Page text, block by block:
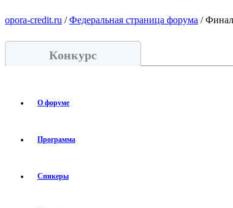
opora-credit.ru /Федеральная страница форума / Финал
Конкурс
О форуме
Программа
Спикеры